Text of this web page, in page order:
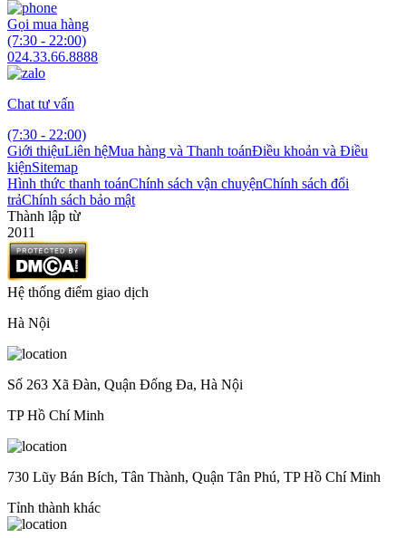
Gọi mua hàng
(7:30 - 22:00)
024.33.66.8888
Chat tư vấn
(7:30 - 22:00)
Giới thiệuLiên hệMua hàng và Thanh toánĐiều khoản và Điều
kiệnSitemap
Hình thức thanh toánChính sách vận chuyệnChính sách đổi
trảChính sách bảo mật
Thành lập từ
2011
Hệ thống điểm giao dịch
Hà Nội
Số 263 Xã Đàn, Quận Đống Đa, Hà Nội
TP Hồ Chí Minh
730 Lũy Bán Bích, Tân Thành, Quận Tân Phú, TP Hồ Chí Minh
Tỉnh thành khác